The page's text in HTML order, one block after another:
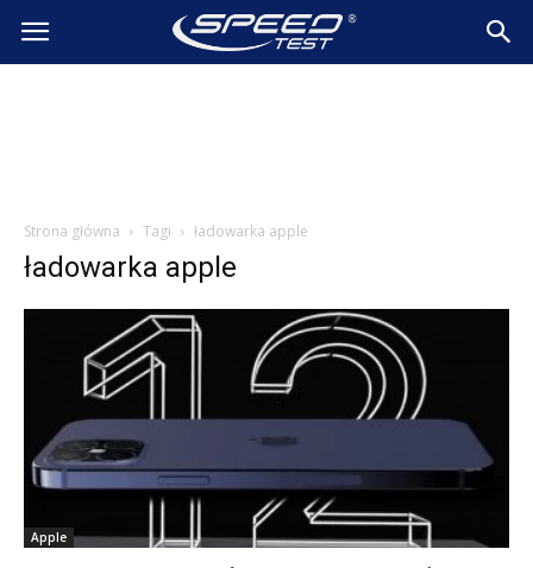
SpeedTest.pl
Strona główna Tagi ładowarka apple
ładowarka apple
Apple